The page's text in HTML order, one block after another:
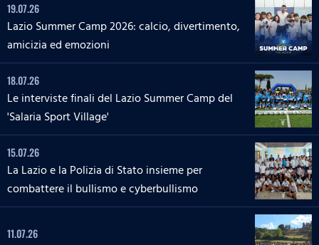
19.07.26
Lazio Summer Camp 2026: calcio, divertimento,
amicizia ed emozioni
18.07.26
Le interviste finali del Lazio Summer Camp del
'Salaria Sport Village'
15.07.26
La Lazio e la Polizia di Stato insieme per
combattere il bullismo e cyberbullismo
11.07.26